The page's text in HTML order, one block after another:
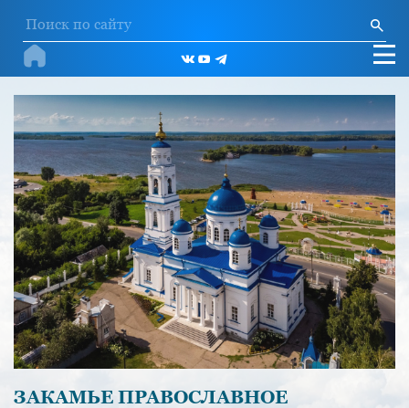
ЗАКАМЬЕ ПРАВОСЛАВНОЕ